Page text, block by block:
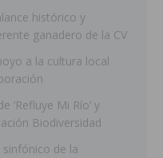
histórico y
ganadero de la CV
a la cultura local
‘Refluye Mi Río’ y
Biodiversidad
de la